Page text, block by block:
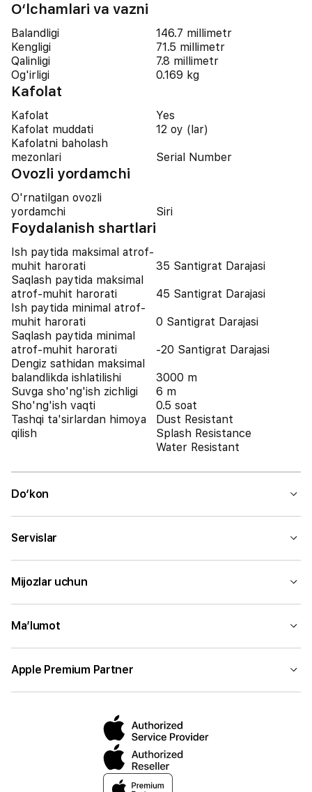
O‘lchamlari va vazni
Balandligi
146.7 millimetr
Kengligi
71.5 millimetr
Qalinligi
7.8 millimetr
Og'irligi
0.169 kg
Kafolat
Kafolat
Yes
Kafolat muddati
12 oy (lar)
Kafolatni baholash
mezonlari
Serial Number
Ovozli yordamchi
O'rnatilgan ovozli
yordamchi
Siri
Foydalanish shartlari
Ish paytida maksimal atrof-
muhit harorati
35 Santigrat Darajasi
Saqlash paytida maksimal
atrof-muhit harorati
45 Santigrat Darajasi
Ish paytida minimal atrof-
muhit harorati
0 Santigrat Darajasi
Saqlash paytida minimal
atrof-muhit harorati
-20 Santigrat Darajasi
Dengiz sathidan maksimal
balandlikda ishlatilishi
3000 m
Suvga sho'ng'ish zichligi
6 m
Sho'ng'ish vaqti
0.5 soat
Tashqi ta'sirlardan himoya
qilish
Dust Resistant
Splash Resistance
Water Resistant
Do‘kon
Servislar
Mijozlar uchun
Ma’lumot
Apple Premium Partner